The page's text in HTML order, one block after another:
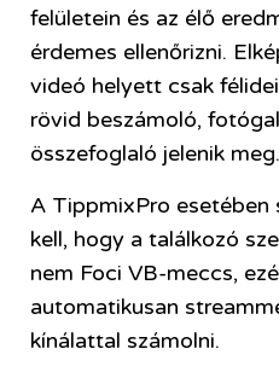
felületein és az élő
érdemes ellenőrizni.
videó helyett csak
rövid beszámoló,
összefoglaló jelenik meg.
A TippmixPro esetében
kell, hogy a találkozó
nem Foci VB-meccs,
automatikusan
kínálattal számolni.